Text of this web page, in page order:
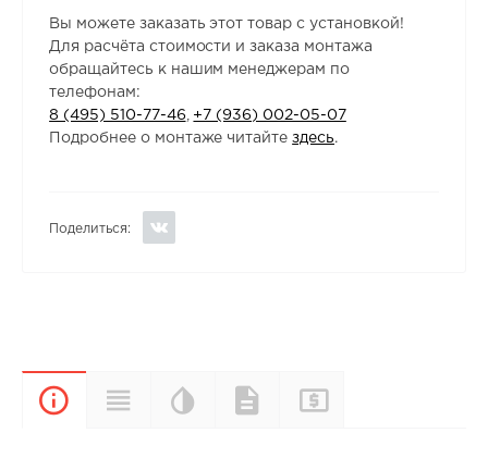
Вы можете заказать этот товар с установкой!
Для расчёта стоимости и заказа монтажа
обращайтесь к нашим менеджерам по
телефонам:
8 (495) 510-77-46
+7 (936) 002-05-07
Подробнее о монтаже читайтездесь.
Поделиться:
ОписаниеХарактеристики
Цветовая
палитра
Документы